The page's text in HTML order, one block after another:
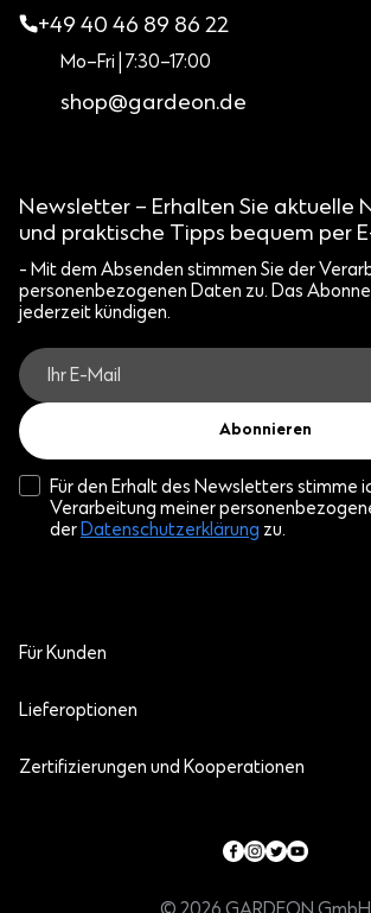
+49 40 46 89 86 22
Mo–Fri | 7:30–17:00
shop@gardeon.de
Newsletter – Erhalten Sie aktuelle
und praktische Tipps bequem per
- Mit dem Absenden stimmen Sie der
personenbezogenen Daten zu. Das
jederzeit kündigen.
Abonnieren
Für den Erhalt des Newsletters stimme
Verarbeitung meiner
der Datenschutzerklärung zu.
Für Kunden
Zertifizierungen und Kooperationen
Lieferoptionen